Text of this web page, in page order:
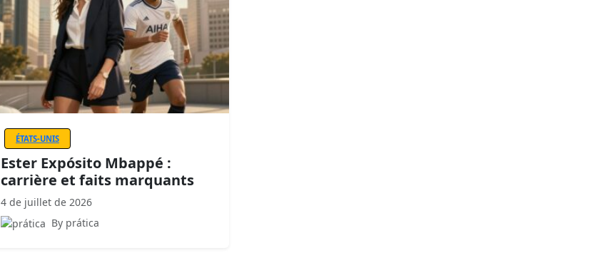
ÉTATS-UNIS
Ester Expósito Mbappé :
carrière et faits marquants
4 de juillet de 2026
By prática